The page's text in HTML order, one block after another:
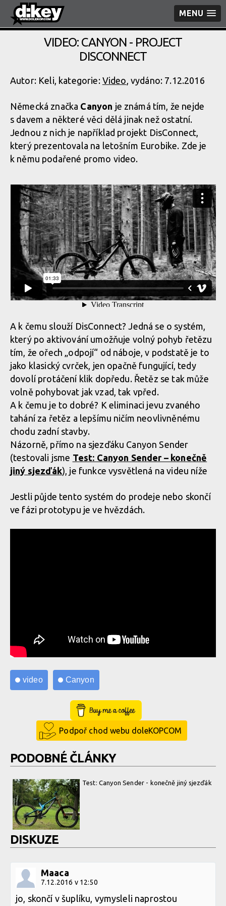
MENU
VIDEO: CANYON - PROJECT
DISCONNECT
Autor: Keli, kategorie: Video, vydáno: 7.12.2016
Německá značka Canyon je známá tím, že nejde
s davem a některé věci dělá jinak než ostatní.
Jednou z nich je například projekt DisConnect,
který prezentovala na letošním Eurobike. Zde je
k němu podařené promo video.
A k čemu slouží DisConnect? Jedná se o systém,
který po aktivování umožňuje volný pohyb řetězu
tím, že ořech „odpojí“ od náboje, v podstatě je to
jako klasický cvrček, jen opačně fungující, tedy
dovolí protáčení klik dopředu. Řetěz se tak může
volně pohybovat jak vzad, tak vpřed.
A k čemu je to dobré? K eliminaci jevu zvaného
tahání za řetěz a lepšímu ničím neovlivněnému
chodu zadní stavby.
Názorně, přímo na sjezďáku Canyon Sender
(testovali jsme Test: Canyon Sender – konečně
jiný sjezďák), je funkce vysvětlená na videu níže
Jestli půjde tento systém do prodeje nebo skončí
ve fázi prototypu je ve hvězdách.
video Canyon
Buy Me a Coffee
Podpoř chod webu doleKOPCOM
PODOBNÉ ČLÁNKY
Test: Canyon Sender - konečně jiný sjezďák
DISKUZE
Maaca
7.12.2016 v 12:50
jo, skončí v šuplíku, vymysleli naprostou